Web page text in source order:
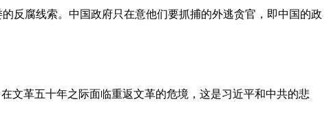
反腐线索。中国政府只在意他们要抓捕的外逃贪官，即中国的政
文革五十年之际面临重返文革的危境，这是习近平和中共的悲